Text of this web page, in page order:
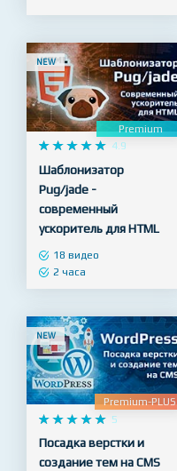
NEW
Premium
    
     4.9
Шаблонизатор
Pug/jade -
современный
ускоритель для HTML
18 видео
2 часа
NEW
Premium-PLUS
    
     5
Посадка верстки и
создание тем на CMS